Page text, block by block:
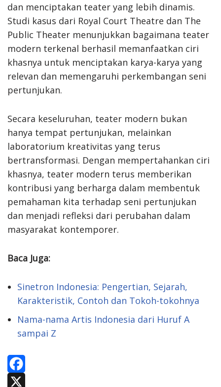
dan menciptakan teater yang lebih dinamis.
Studi kasus dari Royal Court Theatre dan The
Public Theater menunjukkan bagaimana teater
modern terkenal berhasil memanfaatkan ciri
khasnya untuk menciptakan karya-karya yang
relevan dan memengaruhi perkembangan seni
pertunjukan.
Secara keseluruhan, teater modern bukan
hanya tempat pertunjukan, melainkan
laboratorium kreativitas yang terus
bertransformasi. Dengan mempertahankan ciri
khasnya, teater modern terus memberikan
kontribusi yang berharga dalam membentuk
pemahaman kita terhadap seni pertunjukan
dan menjadi refleksi dari perubahan dalam
masyarakat kontemporer.
Baca Juga:
Sinetron Indonesia: Pengertian, Sejarah,
Karakteristik, Contoh dan Tokoh-tokohnya
Nama-nama Artis Indonesia dari Huruf A
sampai Z
F